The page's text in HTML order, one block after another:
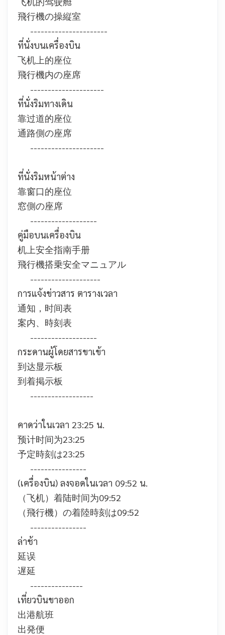
飛行機の操縦室
----------------------
ที่นั่งบนเครื่องบิน
飞机上的座位
飛行機内の座席
---------------------
ที่นั่งริมทางเดิน
靠过道的座位
通路側の座席
---------------------
ที่นั่งริมหน้าต่าง
靠窗口的座位
窓側の座席
-------------------
คู่มือบนเครื่องบิน
机上安全指南手册
飛行機搭乗安全マニュアル
--------------------
การแจ้งข่าวสาร ตารางเวลา
通知，时间表
案内、時刻表
-------------------
กระดานผู้โดยสารขาเข้า
到达显示板
到着掲示板
------------------
คาดว่าในเวลา 23:25 น.
预计时间为23:25
予定時刻は23:25
----------------
(เครื่องบิน) ลงจอดในเวลา 09:52 น.
（飞机）着陆时间为09:52
（飛行機）の着陸時刻は09:52
----------------
ล่าช้า
延误
遅延
---------------
เที่ยวบินขาออก
出港航班
出発便